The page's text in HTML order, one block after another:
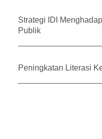
Strategi IDI
Publik
Peningkatan Literasi